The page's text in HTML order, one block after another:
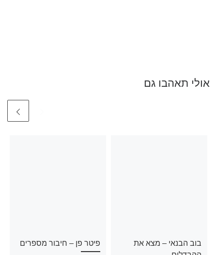
אולי תאהבו גם
בוב הבנאי – מצא את
פיטר פן – חיבור מספרים